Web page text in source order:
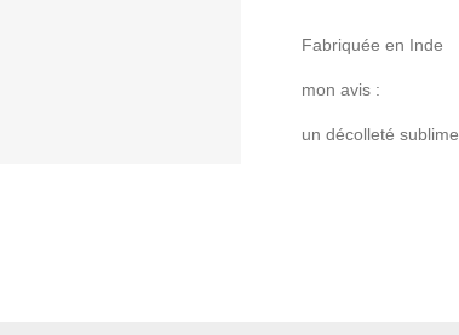
Fabriquée en Inde
mon avis :
un décolleté sublime